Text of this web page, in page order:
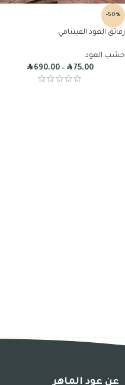
-50%
رقائق العود الفيتنامي
خشب العود
R75.00
–
R690.00
عن عود الماهر